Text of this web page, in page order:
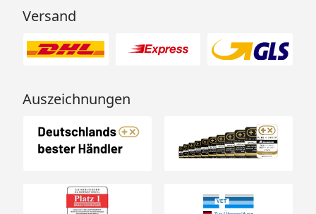
Versand
Auszeichnungen